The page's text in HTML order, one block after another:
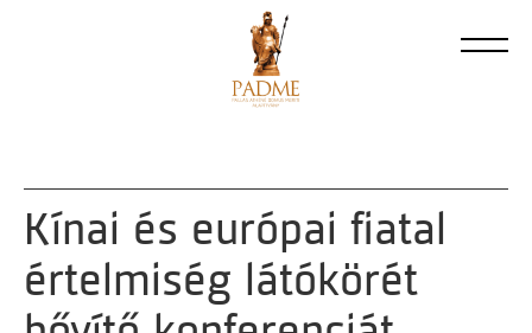
Kínai és európai fiatal
értelmiség látókörét